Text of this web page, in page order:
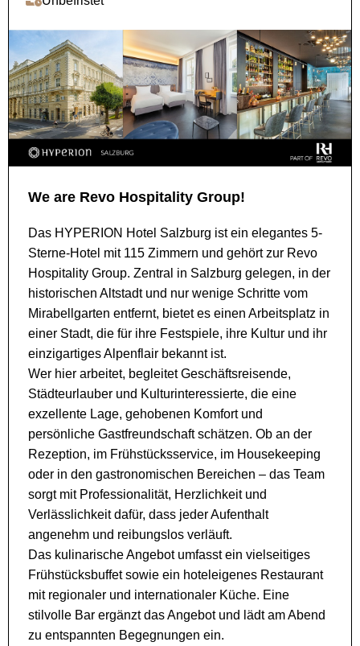
We are Revo Hospitality Group!
Das HYPERION Hotel Salzburg ist ein elegantes 5-
Sterne-Hotel mit 115 Zimmern und gehört zur Revo
Hospitality Group. Zentral in Salzburg gelegen, in der
historischen Altstadt und nur wenige Schritte vom
Mirabellgarten entfernt, bietet es einen Arbeitsplatz in
einer Stadt, die für ihre Festspiele, ihre Kultur und ihr
einzigartiges Alpenflair bekannt ist.
Wer hier arbeitet, begleitet Geschäftsreisende,
Städteurlauber und Kulturinteressierte, die eine
exzellente Lage, gehobenen Komfort und
persönliche Gastfreundschaft schätzen. Ob an der
Rezeption, im Frühstücksservice, im Housekeeping
oder in den gastronomischen Bereichen – das Team
sorgt mit Professionalität, Herzlichkeit und
Verlässlichkeit dafür, dass jeder Aufenthalt
angenehm und reibungslos verläuft.
Das kulinarische Angebot umfasst ein vielseitiges
Frühstücksbuffet sowie ein hoteleigenes Restaurant
mit regionaler und internationaler Küche. Eine
stilvolle Bar ergänzt das Angebot und lädt am Abend
zu entspannten Begegnungen ein.